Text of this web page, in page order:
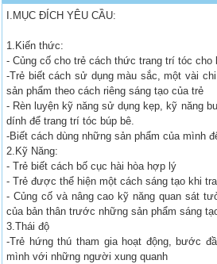
I.MỤC ĐÍCH YÊU CẦU:
1.Kiến thức:
- Củng cố cho trẻ cách thức trang trí tóc cho
-Trẻ biết cách sử dụng màu sắc, một vài
sản phẩm theo cách riêng sáng tạo của trẻ
- Rèn luyện kỹ năng sử dụng kẹp, kỹ năng
dính để trang trí tóc búp bê.
-Biết cách dùng những sản phẩm của mình
2.Kỹ Năng:
- Trẻ biết cách bố cục hài hòa hợp lý
- Trẻ được thể hiện một cách sáng tạo khi
- Củng cố và nâng cao kỹ năng quan sát
của bản thân trước những sản phẩm sáng
3.Thái độ
-Trẻ hứng thú tham gia hoạt động, bước
mình với những người xung quanh